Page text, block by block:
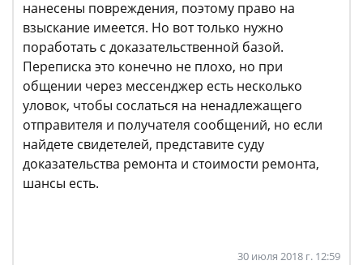
нанесены повреждения, поэтому право на
взыскание имеется. Но вот только нужно
поработать с доказательственной базой.
Переписка это конечно не плохо, но при
общении через мессенджер есть несколько
уловок, чтобы сослаться на ненадлежащего
отправителя и получателя сообщений, но если
найдете свидетелей, представите суду
доказательства ремонта и стоимости ремонта,
шансы есть.
30 июля 2018 г. 12:59